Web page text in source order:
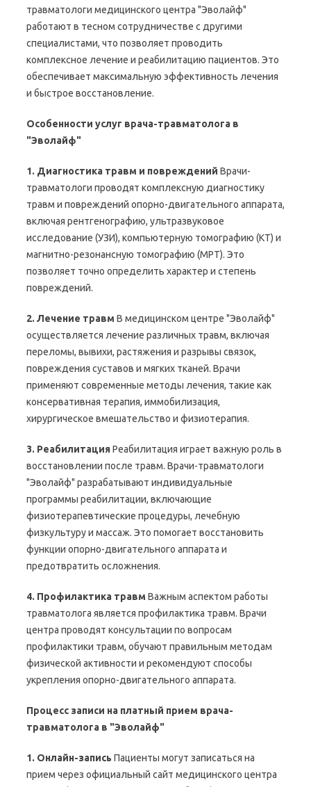
травматологи медицинского центра "Эволайф"
работают в тесном сотрудничестве с другими
специалистами, что позволяет проводить
комплексное лечение и реабилитацию пациентов. Это
обеспечивает максимальную эффективность лечения
и быстрое восстановление.
Особенности услуг врача-травматолога в
"Эволайф"
1. Диагностика травм и повреждений Врачи-
травматологи проводят комплексную диагностику
травм и повреждений опорно-двигательного аппарата,
включая рентгенографию, ультразвуковое
исследование (УЗИ), компьютерную томографию (КТ) и
магнитно-резонансную томографию (МРТ). Это
позволяет точно определить характер и степень
повреждений.
2. Лечение травм В медицинском центре "Эволайф"
осуществляется лечение различных травм, включая
переломы, вывихи, растяжения и разрывы связок,
повреждения суставов и мягких тканей. Врачи
применяют современные методы лечения, такие как
консервативная терапия, иммобилизация,
хирургическое вмешательство и физиотерапия.
3. РеабилитацияРеабилитация играет важную роль в
восстановлении после травм. Врачи-травматологи
"Эволайф" разрабатывают индивидуальные
программы реабилитации, включающие
физиотерапевтические процедуры, лечебную
физкультуру и массаж. Это помогает восстановить
функции опорно-двигательного аппарата и
предотвратить осложнения.
4. Профилактика травм Важным аспектом работы
травматолога является профилактика травм. Врачи
центра проводят консультации по вопросам
профилактики травм, обучают правильным методам
физической активности и рекомендуют способы
укрепления опорно-двигательного аппарата.
Процесс записи на платный прием врача-
травматолога в "Эволайф"
1. Онлайн-запись Пациенты могут записаться на
прием через официальный сайт медицинского центра